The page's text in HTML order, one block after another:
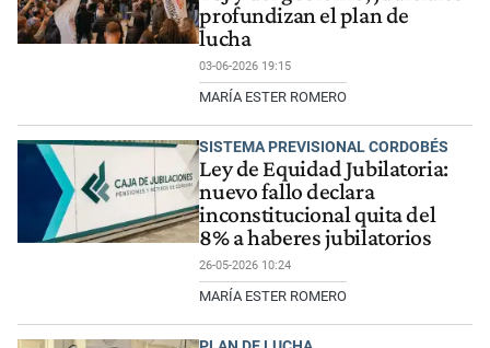
profundizan el plan de
lucha
03-06-2026 19:15
MARÍA ESTER ROMERO
SISTEMA PREVISIONAL CORDOBÉS
Ley de Equidad Jubilatoria:
nuevo fallo declara
inconstitucional quita del
8% a haberes jubilatorios
26-05-2026 10:24
MARÍA ESTER ROMERO